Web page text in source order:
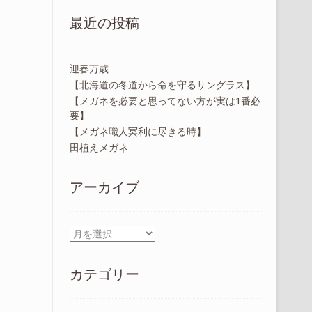
最近の投稿
迎春万歳
【北海道の冬道から命を守るサングラス】
【メガネを必要と思ってない方が実は1番必
要】
【メガネ職人冥利に尽きる時】
田植えメガネ
アーカイブ
ア
イ
カテゴリー